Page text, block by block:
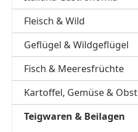
Fleisch & Wild
Geflügel & Wildgeflügel
Fisch & Meeresfrüchte
Kartoffel, Gemüse & Obst
Teigwaren & Beilagen